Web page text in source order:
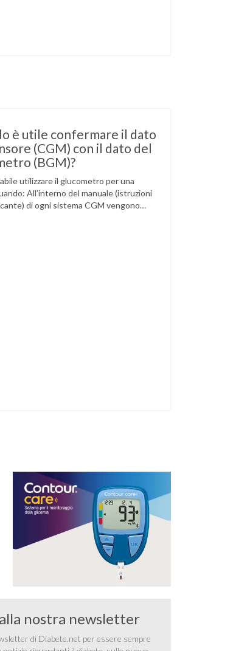
è utile confermare il dato
(CGM) con il dato del
(BGM)?
utilizzare il glucometro per una
All’interno del manuale (istruzioni
di ogni sistema CGM vengono
nostra newsletter
di Diabete.net per essere sempre